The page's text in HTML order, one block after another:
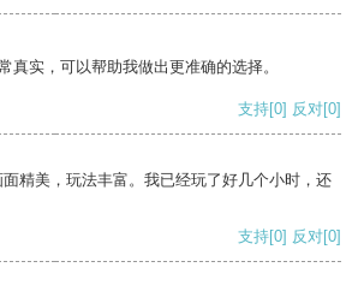
真实，可以帮助我做出更准确的选择。
支持[0] 反对[0]
精美，玩法丰富。我已经玩了好几个小时，还
支持[0] 反对[0]